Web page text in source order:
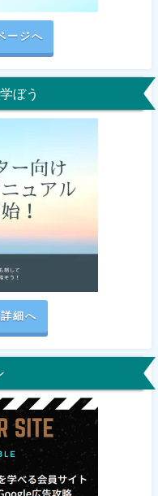
ージへ
ぼう
細へ